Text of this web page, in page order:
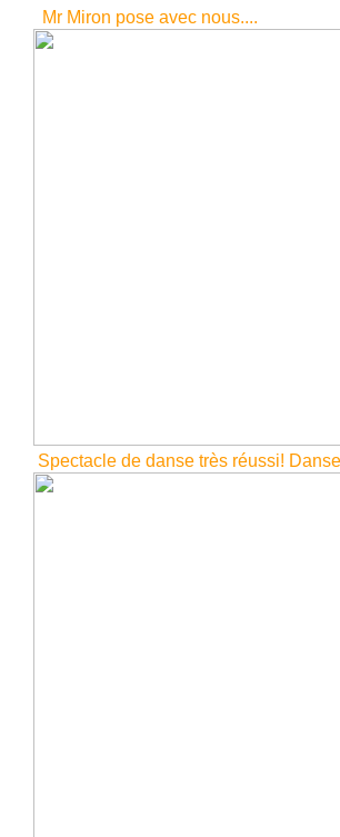
Mr Miron pose avec nous....
Spectacle de danse très réussi!